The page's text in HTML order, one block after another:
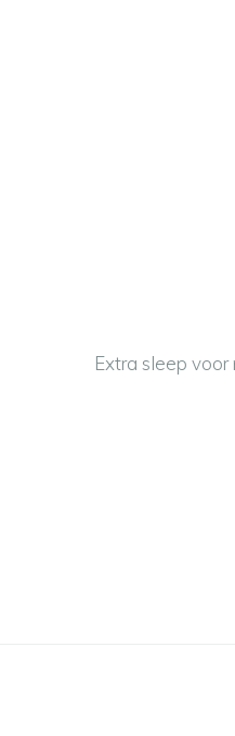
Extra sleep